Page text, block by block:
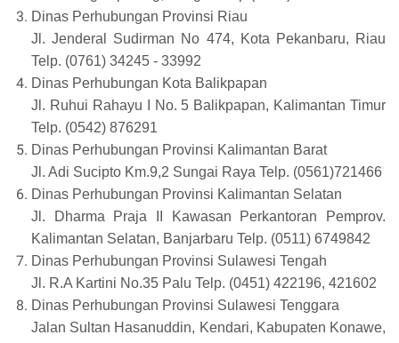
Dinas Perhubungan Provinsi Riau
Jl. Jenderal Sudirman No 474, Kota Pekanbaru, Riau
Telp. (0761) 34245 - 33992
Dinas Perhubungan Kota Balikpapan
Jl. Ruhui Rahayu I No. 5 Balikpapan, Kalimantan Timur
Telp. (0542) 876291
Dinas Perhubungan Provinsi Kalimantan Barat
Jl. Adi Sucipto Km.9,2 Sungai Raya Telp. (0561)721466
Dinas Perhubungan Provinsi Kalimantan Selatan
Jl. Dharma Praja II Kawasan Perkantoran Pemprov.
Kalimantan Selatan, Banjarbaru Telp. (0511) 6749842
Dinas Perhubungan Provinsi Sulawesi Tengah
Jl. R.A Kartini No.35 Palu Telp. (0451) 422196, 421602
Dinas Perhubungan Provinsi Sulawesi Tenggara
Jalan Sultan Hasanuddin, Kendari, Kabupaten Konawe,